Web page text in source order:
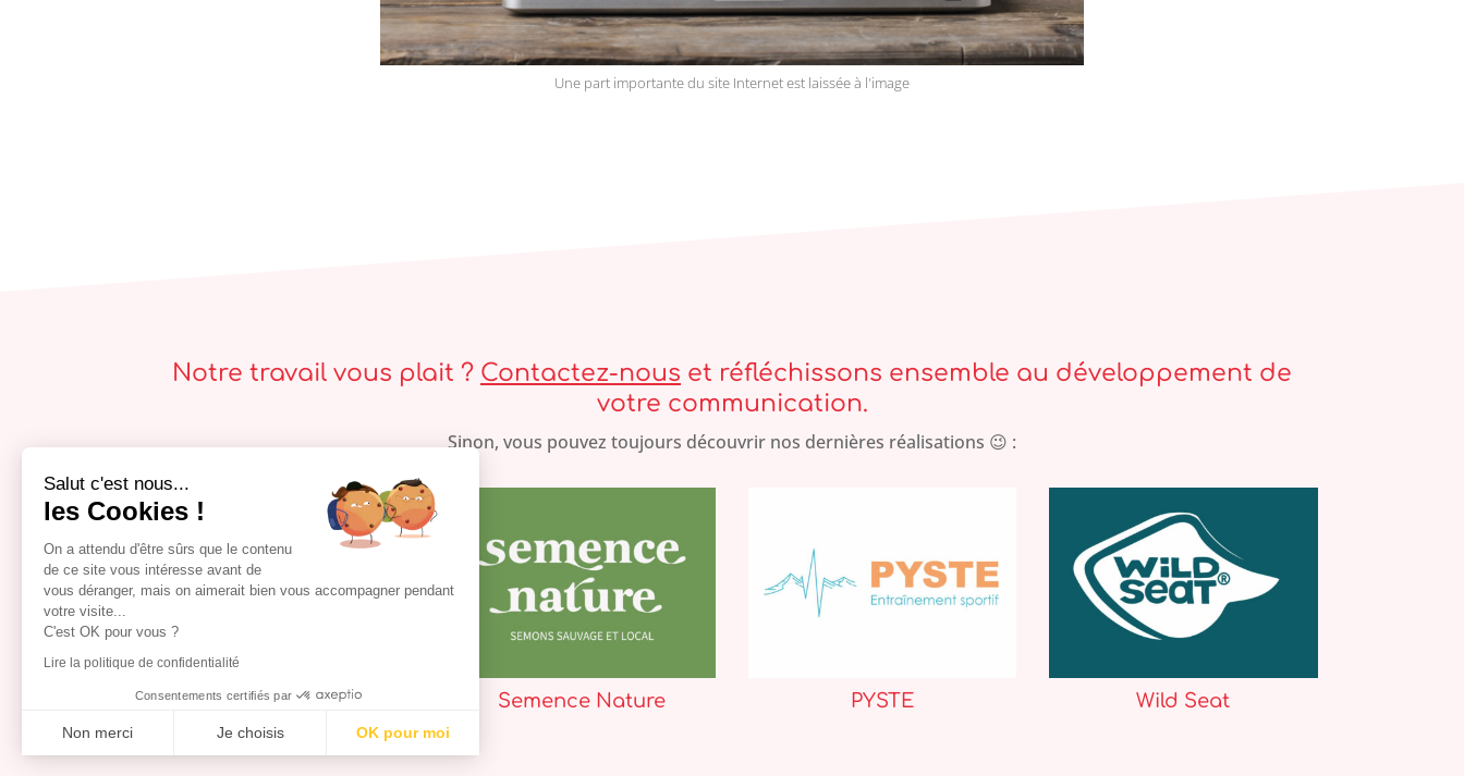
Une part importante du site Internet est laissée à l'image
Notre travail vous plait ? Contactez-nous et réfléchissons ensemble au développement de
votre communication.
Sinon, vous pouvez toujours découvrir nos dernières réalisations 😉 :
Chez Octave Semence Nature PYSTE Wild Seat
Salut c'est nous...
les Cookies !
On a attendu d'être sûrs que le contenu
de ce site vous intéresse avant de
vous déranger, mais on aimerait bien vous accompagner pendant
votre visite...
C'est OK pour vous ?
Lire la politique de confidentialité
Consentements certifiés par
Non merci Je choisis
OK pour moi